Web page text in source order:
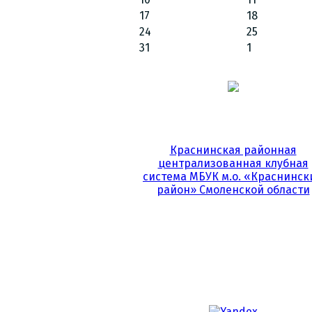
17
18
24
25
31
1
Краснинская районная
централизованная клубная
система МБУК м.о.
район» Смоленской области